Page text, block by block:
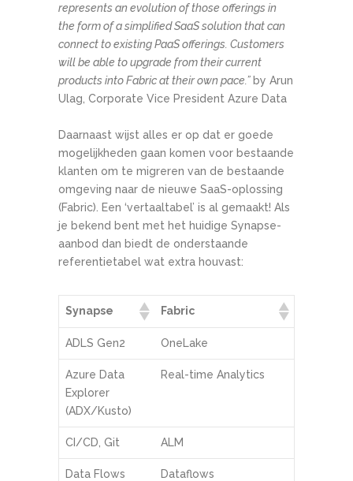
represents an evolution of those offerings in
the form of a simplified SaaS solution that can
connect to existing PaaS offerings. Customers
will be able to upgrade from their current
products into Fabric at their own pace.” by Arun
Ulag, Corporate Vice President Azure Data
Daarnaast wijst alles er op dat er goede
mogelijkheden gaan komen voor bestaande
klanten om te migreren van de bestaande
omgeving naar de nieuwe SaaS-oplossing
(Fabric). Een ‘vertaaltabel’ is al gemaakt! Als
je bekend bent met het huidige Synapse-
aanbod dan biedt de onderstaande
referentietabel wat extra houvast:
Synapse Fabric
ADLS Gen2 OneLake
Azure Data
Explorer
(ADX/Kusto)
Real-time Analytics
CI/CD, Git ALM
Data Flows Dataflows